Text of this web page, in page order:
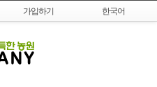
가입하기 한국어